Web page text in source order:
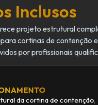
Inclusos
projeto estrutural
cortinas de contenção
por profissionais
da cortina de contenção,